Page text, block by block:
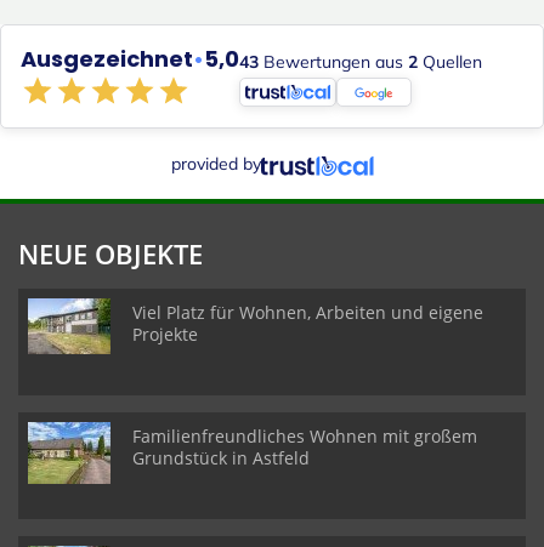
Ausgezeichnet•5,043 Bewertungen aus 2 Quellen
provided by
NEUE OBJEKTE
Viel Platz für Wohnen, Arbeiten und eigene
Projekte
Familienfreundliches Wohnen mit großem
Grundstück in Astfeld